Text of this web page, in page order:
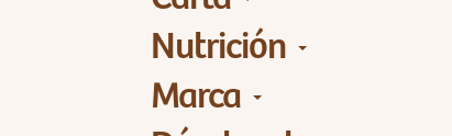
Nutrición
Marca